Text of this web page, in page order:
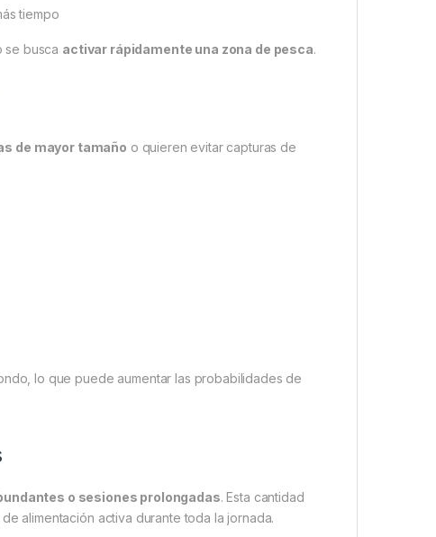
tiempo
se busca activar rápidamente una zona de pesca.
de mayor tamaño o quieren evitar capturas de
lo que puede aumentar las probabilidades de
o sesiones prolongadas. Esta cantidad
alimentación activa durante toda la jornada.